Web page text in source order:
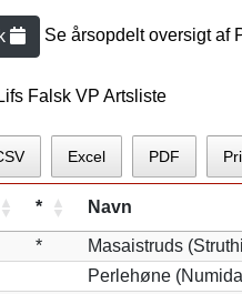
Se årsopdelt oversigt af
Falsk VP Artsliste
Excel PDF
* Navn
*
Masaistruds
Perlehøne